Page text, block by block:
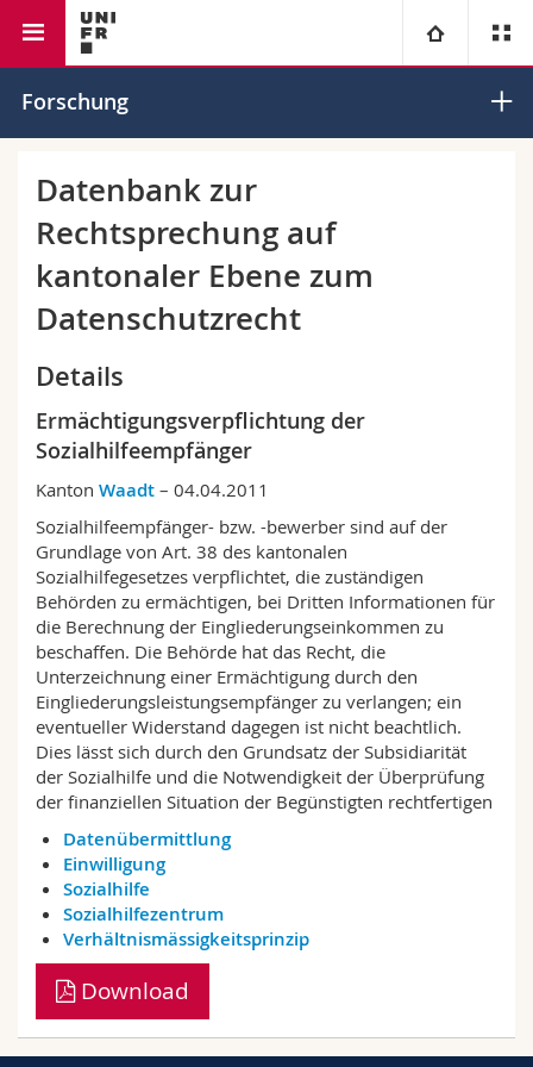
Universität
Campus
Forschung
Weiterbildung
Theologische Fak.
Rechtswissenschaftliche Fak.
Philosophische Fak.
Fak. für Erziehungs- und Bildungswissenschaften
Math.-Nat. und Med. Fak.
Interfakultär
Informationen für
Studieninteressierte
Medien
Forschende
Mitarbeitende
Doktorierende
Ressourcen
Ortsplan
Bibliotheken
Webmail
Vorlesungsverzeichnis
MyUnifr
Rechtswissenschaftliche Fakultät Institut für Europarecht
Forschung
Datenbank zur
Rechtsprechung auf
kantonaler Ebene zum
Datenschutzrecht
Details
Ermächtigungsverpflichtung der
Sozialhilfeempfänger
Kanton Waadt – 04.04.2011
Sozialhilfeempfänger- bzw. -bewerber sind auf der
Grundlage von Art. 38 des kantonalen
Sozialhilfegesetzes verpflichtet, die zuständigen
Behörden zu ermächtigen, bei Dritten Informationen für
die Berechnung der Eingliederungseinkommen zu
beschaffen. Die Behörde hat das Recht, die
Unterzeichnung einer Ermächtigung durch den
Eingliederungsleistungsempfänger zu verlangen; ein
eventueller Widerstand dagegen ist nicht beachtlich.
Dies lässt sich durch den Grundsatz der Subsidiarität
der Sozialhilfe und die Notwendigkeit der Überprüfung
der finanziellen Situation der Begünstigten rechtfertigen
Datenübermittlung
Einwilligung
Sozialhilfe
Sozialhilfezentrum
Verhältnismässigkeitsprinzip
Download